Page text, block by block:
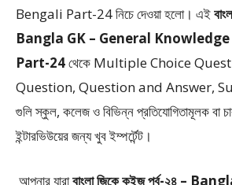
Bengali Part-24নিচে দেওয়া হলো। এই
Bangla GK – General
Part-24থেকে Multiple Choice
Question, Question and Answer,
গুলি স্কুল, কলেজ ও বিভিন্ন প্রতিযোগিতামূলক বা
ইন্টারভিউয়ের জন্য খুব ইম্পর্টেন্ট।
আপনার যারাবাংলা জিকে কুইজ পর্ব-২৪ –